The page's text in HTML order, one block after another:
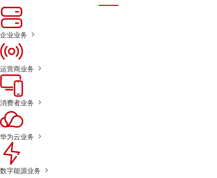
企业业务
运营商业务
消费者业务
华为云业务
数字能源业务